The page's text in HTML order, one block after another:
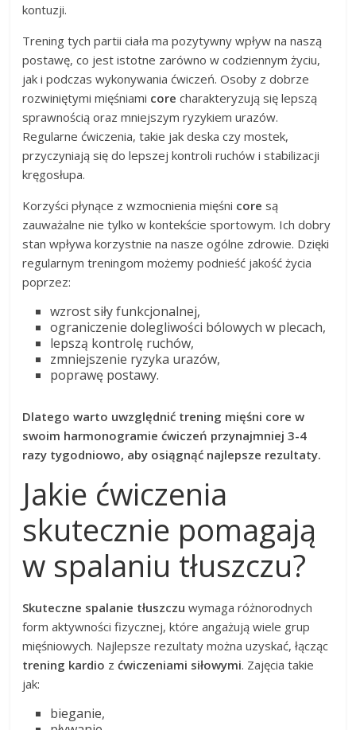
kontuzji.
Trening tych partii ciała ma pozytywny wpływ na naszą
postawę, co jest istotne zarówno w codziennym życiu,
jak i podczas wykonywania ćwiczeń. Osoby z dobrze
rozwiniętymi mięśniami core charakteryzują się lepszą
sprawnością oraz mniejszym ryzykiem urazów.
Regularne ćwiczenia, takie jak deska czy mostek,
przyczyniają się do lepszej kontroli ruchów i stabilizacji
kręgosłupa.
Korzyści płynące z wzmocnienia mięśni core są
zauważalne nie tylko w kontekście sportowym. Ich dobry
stan wpływa korzystnie na nasze ogólne zdrowie. Dzięki
regularnym treningom możemy podnieść jakość życia
poprzez:
wzrost siły funkcjonalnej,
ograniczenie dolegliwości bólowych w plecach,
lepszą kontrolę ruchów,
zmniejszenie ryzyka urazów,
poprawę postawy.
Dlatego warto uwzględnić trening mięśni core w
swoim harmonogramie ćwiczeń przynajmniej 3-4
razy tygodniowo, aby osiągnąć najlepsze rezultaty.
Jakie ćwiczenia
skutecznie pomagają
w spalaniu tłuszczu?
Skuteczne spalanie tłuszczu wymaga różnorodnych
form aktywności fizycznej, które angażują wiele grup
mięśniowych. Najlepsze rezultaty można uzyskać, łącząc
trening kardio zćwiczeniami siłowymi. Zajęcia takie
jak:
bieganie,